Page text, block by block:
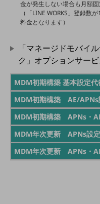
NTTドコモビジネスグループ
サステナビリティ基本方針
サステナビリティレポート
ダイバーシティ
経営情報
経営情報TOP
決算公告
電子公告
基礎的電気通信役務損益明細表
金が発生しない場合も月額固
（「LINE WORKS」登録数
料金となります）
「マネージドモバイ
ク」オプションサー
MDM初期構築 基本設定代
MDM初期構築 AE/APNs
MDM初期構築 APNs・
MDM年次更新 APNs設
MDM年次更新 APNs・